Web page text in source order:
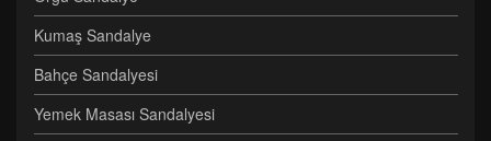
Kumaş Sandalye
Bahçe Sandalyesi
Yemek Masası Sandalyesi